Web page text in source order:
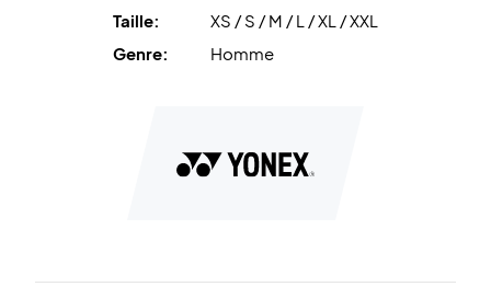
Taille:
XS / S / M / L / XL / XXL
Genre:
Homme